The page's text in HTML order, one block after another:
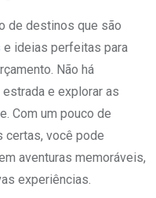
de destinos que são
e ideias perfeitas para
Não há
e explorar as
Com um pouco de
certas, você pode
aventuras memoráveis,
experiências.